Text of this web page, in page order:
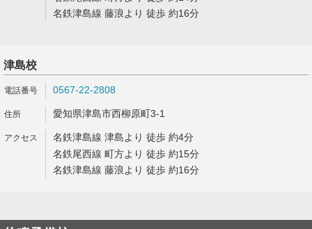
名鉄津島線 藤浪より 徒歩 約16分
津島校
0567-22-2808
愛知県津島市西柳原町3-1
名鉄津島線 津島より 徒歩 約4分
名鉄尾西線 町方より 徒歩 約15分
名鉄津島線 藤浪より 徒歩 約16分